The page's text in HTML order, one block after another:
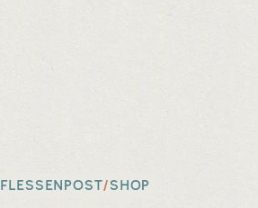
FLESSENPOST/SHOP